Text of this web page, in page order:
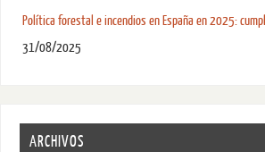
Política forestal e incendios en España en 2025:
31/08/2025
ARCHIVOS